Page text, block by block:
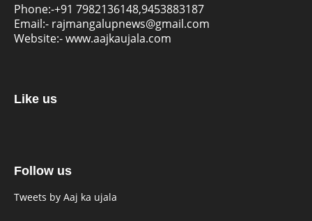
Phone:-+91 7982136148,9453883187
Email:- rajmangalupnews@gmail.com
Website:-www.aajkaujala.com
Like us
Follow us
Tweets by Aaj ka ujala